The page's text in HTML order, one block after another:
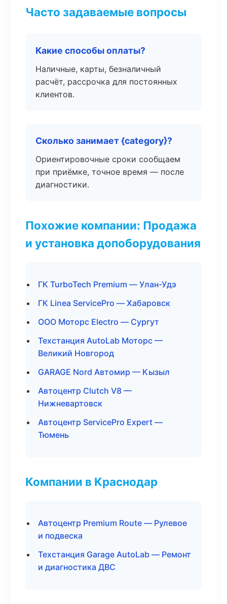
Часто задаваемые вопросы
Какие способы оплаты?
Наличные, карты, безналичный
расчёт, рассрочка для постоянных
клиентов.
Сколько занимает {category}?
Ориентировочные сроки сообщаем
при приёмке, точное время — после
диагностики.
Похожие компании: Продажа
и установка допоборудования
ГК TurboTech Premium — Улан-Удэ
ГК Linea ServicePro — Хабаровск
ООО Моторс Electro — Сургут
Техстанция AutoLab Моторс —
Великий Новгород
GARAGE Nord Автомир — Кызыл
Автоцентр Clutch V8 —
Нижневартовск
Автоцентр ServicePro Expert —
Тюмень
Компании в Краснодар
Автоцентр Premium Route — Рулевое
и подвеска
Техстанция Garage AutoLab — Ремонт
и диагностика ДВС